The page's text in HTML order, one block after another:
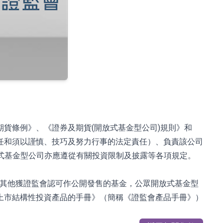
條例》、《證券及期貨(開放式基金型公司)規則》和
須以謹慎、技巧及努力行事的法定責任）、負責該公司
金型公司亦應遵從有關投資限制及披露等各項規定。
他獲證監會認可作公開發售的基金，公眾開放式基金型
結構性投資產品的手冊》（簡稱《證監會產品手冊》）